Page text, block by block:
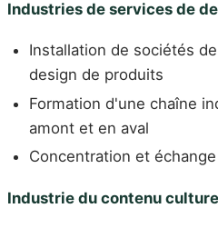
Industries de services de
Installation de sociétés
design de produits
Formation d'une chaîne
amont et en aval
Concentration et
Industrie du contenu